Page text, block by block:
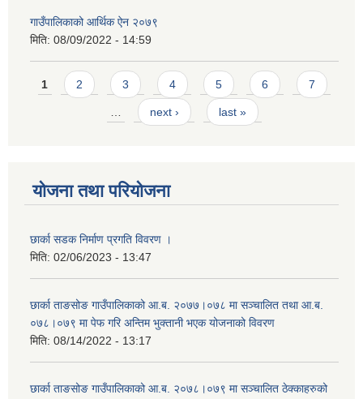
गाउँपालिकाको आर्थिक ऐन २०७९
मिति: 08/09/2022 - 14:59
Pages
1 2 3 4 5 6 7
next › last »
योजना तथा परियोजना
छार्का सडक निर्माण प्रगति विवरण ।
मिति: 02/06/2023 - 13:47
छार्का ताङसोङ गाउँपालिकाको आ.ब. २०७७।०७८ मा सञ्चालित तथा आ.ब.
०७८।०७९ मा पेफ गरि अन्तिम भुक्तानी भएक योजनाको विवरण
मिति: 08/14/2022 - 13:17
छार्का ताङसोङ गाउँपालिकाको आ.ब. २०७८।०७९ मा सञ्चालित ठेक्काहरुको